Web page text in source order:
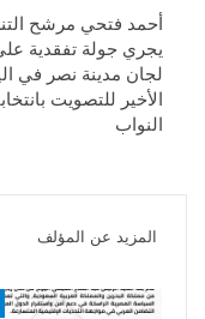
أحمد فتحي مرشح
يجري جولة تفقدية
لجان مدينة نصر في
الأخير للتصويت
النواب
المزيد عن المؤلف